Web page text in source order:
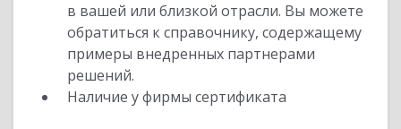
в вашей или близкой отрасли. Вы можете
обратиться к справочнику, содержащему
примеры внедренных партнерами
решений.
Наличие у фирмы сертификата